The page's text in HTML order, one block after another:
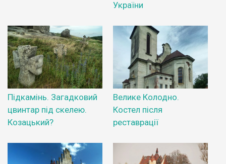
України
Підкамінь. Загадковий
цвинтар під скелею.
Козацький?
Велике Колодно.
Костел після
реставрації